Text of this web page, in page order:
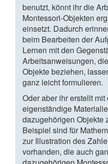
benutzt, könnt ihr die
Montessori-Objekten
einsetzt. Dadurch
beim Bearbeiten der
Lernen mit den
Arbeitsanweisungen,
Objekte beziehen,
ganz leicht formulieren.
Oder aber ihr erstellt
eigenständige
dazugehörigen Objekte
Beispiel sind für
zur Illustration des
vorhanden, die auch